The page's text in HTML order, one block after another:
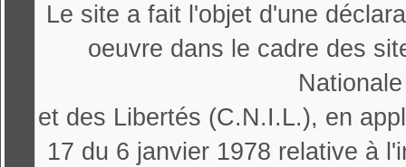
Le site a fait l'objet d'une
oeuvre dans le cadre des
et des Libertés (C.N.I.L.), en
17 du 6 janvier 1978 relative à